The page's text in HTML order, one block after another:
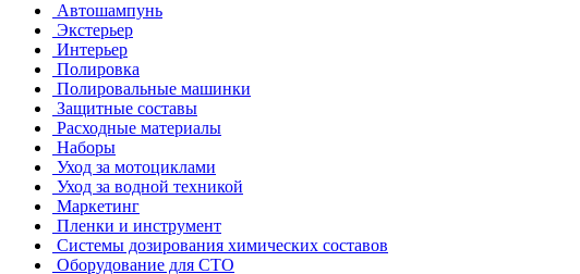
Автошампунь
Экстерьер
Интерьер
Полировка
Полировальные машинки
Защитные составы
Расходные материалы
Наборы
Уход за мотоциклами
Уход за водной техникой
Маркетинг
Пленки и инструмент
Системы дозирования химических составов
Оборудование для СТО